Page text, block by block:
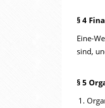
§ 4
Eine-
sind,
§ 5